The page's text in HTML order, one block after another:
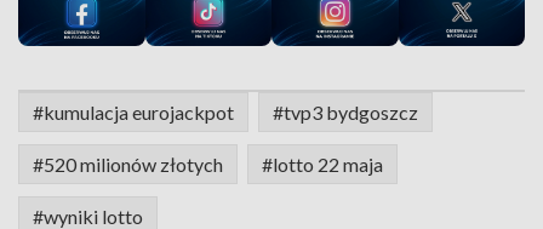
#kumulacja eurojackpot #tvp3 bydgoszcz
#520 milionów złotych #lotto 22 maja
#wyniki lotto